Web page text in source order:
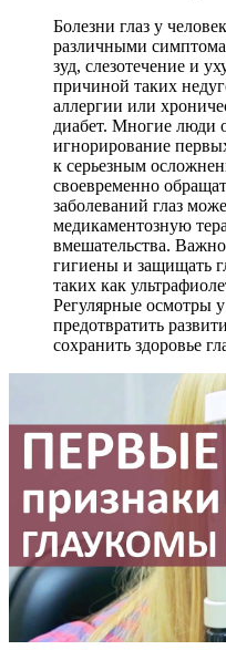
Болезни глаз у
различными
зуд, слезотечение и
причиной таких
аллергии или
диабет. Многие люди
игнорирование
к серьезным
своевременно
заболеваний глаз
медикаментозную
вмешательства.
гигиены и защищать
таких как
Регулярные осмотры
предотвратить
сохранить здоровье